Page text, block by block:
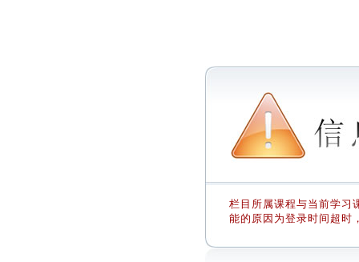
栏目所属课程与当前学习
能的原因为登录时间超时